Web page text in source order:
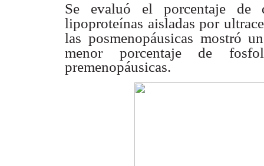
Se evaluó el porcentaje de
lipoproteínas aisladas por
las posmenopáusicas mostró
menor porcentaje de
premenopáusicas.